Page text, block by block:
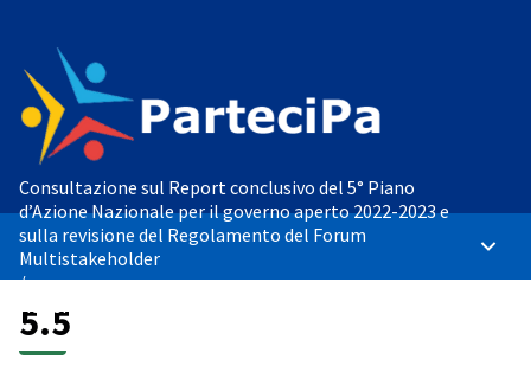
Consultazione sul Report conclusivo del 5° Piano
d’Azione Nazionale per il governo aperto 2022-2023 e
sulla revisione del Regolamento del Forum
Multistakeholder
/
5.5